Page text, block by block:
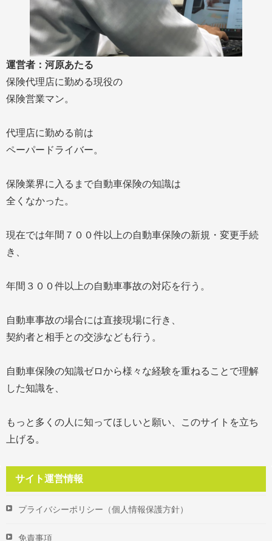
運営者：河原あたる
保険代理店に勤める現役の
保険営業マン。
代理店に勤める前は
ペーパードライバー。
保険業界に入るまで自動車保険の知識は
全くなかった。
現在では年間７００件以上の自動車保険の新規・変更手続
き、
年間３００件以上の自動車事故の対応を行う。
自動車事故の場合には直接現場に行き、
契約者と相手との交渉なども行う。
自動車保険の知識ゼロから様々な経験を重ねることで理解
した知識を、
もっと多くの人に知ってほしいと願い、このサイトを立ち
上げる。
サイト運営情報
プライバシーポリシー（個人情報保護方針）
免責事項